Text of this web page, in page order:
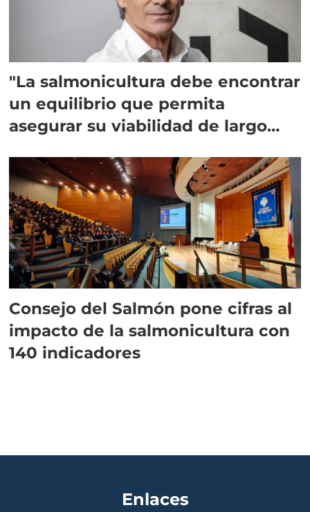
"La salmonicultura debe encontrar
un equilibrio que permita
asegurar su viabilidad de largo
Consejo del Salmón pone cifras al
impacto de la salmonicultura con
140 indicadores
Enlaces